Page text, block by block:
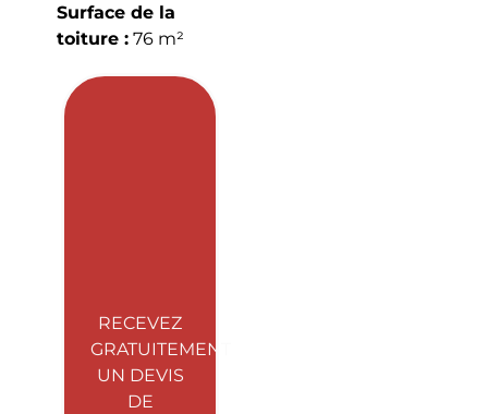
Surface de la
toiture :76 m²
RECEVEZ
GRATUITEMENT
UN DEVIS
DE